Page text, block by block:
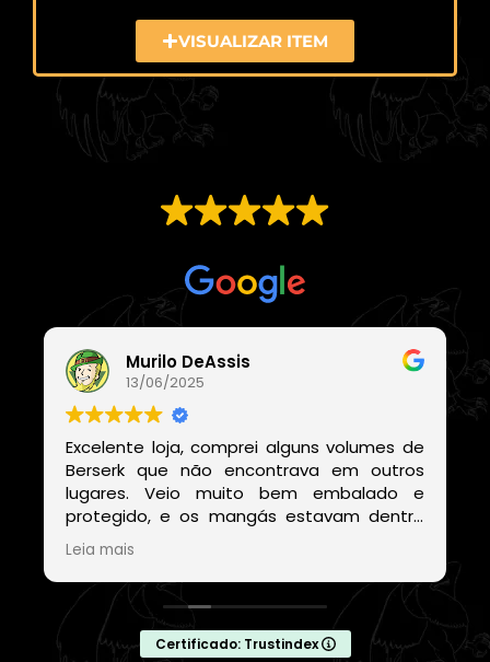
VISUALIZAR ITEM
Murilo DeAssis
13/06/2025
Excelente loja, comprei alguns volumes de
Berserk que não encontrava em outros
lugares. Veio muito bem embalado e
protegido, e os mangás estavam dentro
de um embrulho muito bonito. E o site
deles também é muito fácil de encontrar
os volumes disponíveis sem precisar ficar
procurando um por um.
Leia mais
Certificado: Trustindex